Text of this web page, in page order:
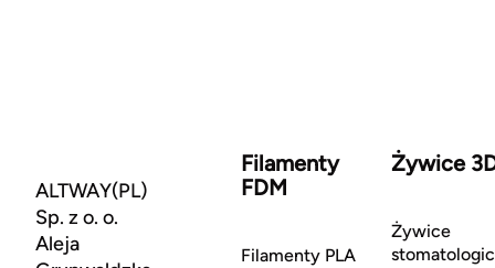
ALTWAY(PL)
Sp. z o. o.
Aleja
Filamenty
FDM
Filamenty PLA
Żywice
Żywice